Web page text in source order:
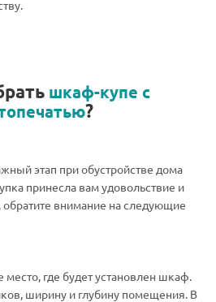
шкаф-купе с
?
этап при обустройстве дома
принесла вам удовольствие и
внимание на следующие
где будет установлен шкаф.
ширину и глубину помещения. В